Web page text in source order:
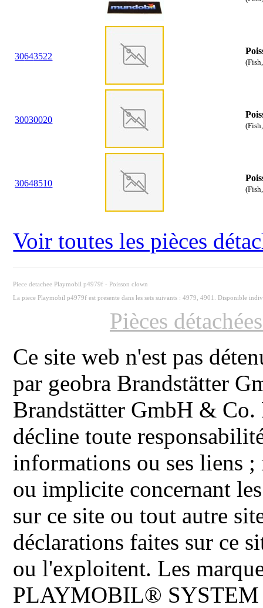
30643522
30030020
30648510
Voir toutes les pièces
Piece detachee Playmobil p4979f - Poisson clown
La piece Playmobil p4979f est presente dans les sets suivants : 4979, 4901. Disponible
Pièces
Ce site web n'est pas
par geobra Brandstätter
Brandstätter GmbH & Co.
décline toute
informations ou ses liens ;
ou implicite concernant
sur ce site ou tout autre
déclarations faites sur ce
ou l'exploitent. Les
PLAYMOBIL®